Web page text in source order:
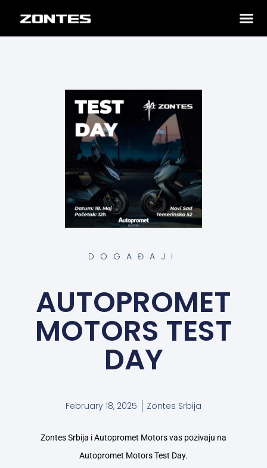
DOGAĐAJI
AUTOPROMET
MOTORS TEST
DAY
February 18, 2025 Zontes Srbija
Zontes Srbija i Autopromet Motors vas pozivaju na
Autopromet Motors Test Day.